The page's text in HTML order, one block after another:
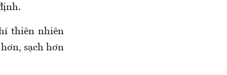
thiên nhiên
sạch hơn